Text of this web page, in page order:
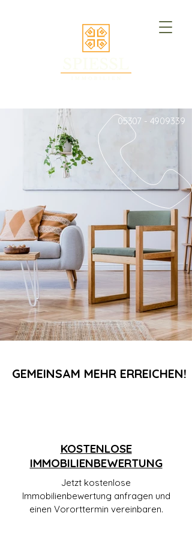
05307 - 4909339
GEMEINSAM MEHR ERREICHEN!
KOSTENLOSE
IMMOBILIENBEWERTUNG
Jetzt kostenlose
Immobilienbewertung anfragen und
einen Vororttermin vereinbaren.